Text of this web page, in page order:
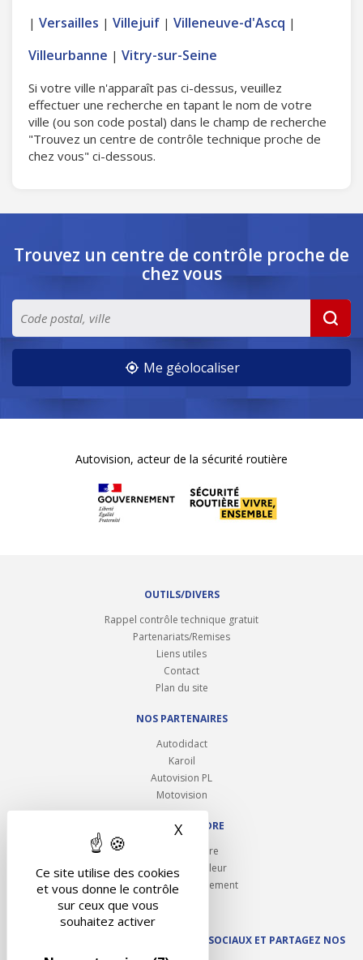
Ce site utilise des cookies
et vous donne le contrôle
sur ceux que vous
souhaitez activer
X Masquer le bandeau des
| Versailles | Villejuif | Villeneuve-d'Ascq |
Villeurbanne | Vitry-sur-Seine
Si votre ville n'apparaît pas ci-dessus, veuillez
effectuer une recherche en tapant le nom de votre
ville (ou son code postal) dans le champ de recherche
"Trouvez un centre de contrôle technique proche de
chez vous" ci-dessous.
Trouvez un centre de contrôle proche de
chez vous
Me géolocaliser
Autovision, acteur de la sécurité routière
OUTILS/DIVERS
Rappel contrôle technique gratuit
Partenariats/Remises
Liens utiles
Contact
Plan du site
NOS PARTENAIRES
Autodidact
Karoil
Autovision PL
Motovision
NOUS REJOINDRE
Ouvrir un centre
Devenez contrôleur
Carrières et recrutement
SUIVEZ AUTOVISION SUR LES RÉSEAUX SOCIAUX ET PARTAGEZ NOS
ACTUS